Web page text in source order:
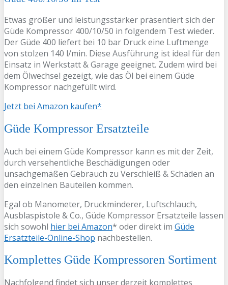
Etwas größer und leistungsstärker präsentiert sich der
Güde Kompressor 400/10/50 in folgendem Test wieder.
Der Güde 400 liefert bei 10 bar Druck eine Luftmenge
von stolzen 140 l/min. Diese Ausführung ist ideal für den
Einsatz in Werkstatt & Garage geeignet. Zudem wird bei
dem Ölwechsel gezeigt, wie das Öl bei einem Güde
Kompressor nachgefüllt wird.
Jetzt bei Amazon kaufen*
Güde Kompressor Ersatzteile
Auch bei einem Güde Kompressor kann es mit der Zeit,
durch versehentliche Beschädigungen oder
unsachgemäßen Gebrauch zu Verschleiß & Schäden an
den einzelnen Bauteilen kommen.
Egal ob Manometer, Druckminderer, Luftschlauch,
Ausblaspistole & Co., Güde Kompressor Ersatzteile lassen
sich sowohl hier bei Amazon* oder direkt im Güde
Ersatzteile-Online-Shop nachbestellen.
Komplettes Güde Kompressoren Sortiment
Nachfolgend findet sich unser derzeit komplettes